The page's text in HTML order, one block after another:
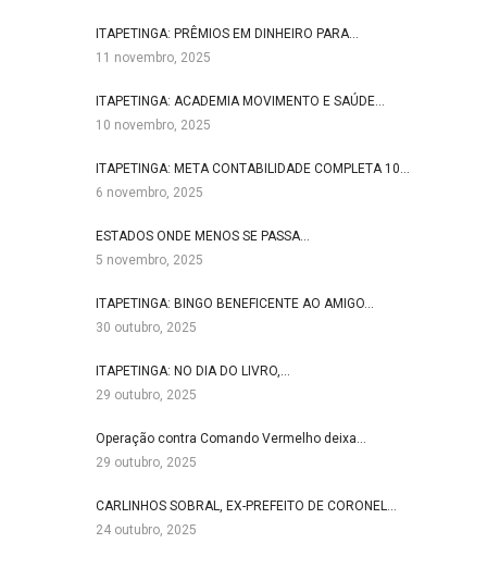
ITAPETINGA: PRÊMIOS EM DINHEIRO PARA…
11 novembro, 2025
ITAPETINGA: ACADEMIA MOVIMENTO E SAÚDE…
10 novembro, 2025
ITAPETINGA: META CONTABILIDADE COMPLETA 10…
6 novembro, 2025
ESTADOS ONDE MENOS SE PASSA…
5 novembro, 2025
ITAPETINGA: BINGO BENEFICENTE AO AMIGO…
30 outubro, 2025
ITAPETINGA: NO DIA DO LIVRO,…
29 outubro, 2025
Operação contra Comando Vermelho deixa…
29 outubro, 2025
CARLINHOS SOBRAL, EX-PREFEITO DE CORONEL…
24 outubro, 2025